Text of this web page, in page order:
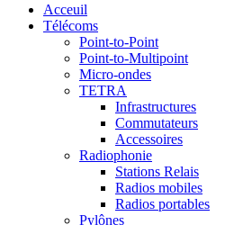
Acceuil
Télécoms
Point-to-Point
Point-to-Multipoint
Micro-ondes
TETRA
Infrastructures
Commutateurs
Accessoires
Radiophonie
Stations Relais
Radios mobiles
Radios portables
Pylônes